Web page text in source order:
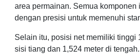
area permainan. Semua komponen
dengan presisi untuk memenuhi
Selain itu, posisi net memiliki tinggi
sisi tiang dan 1,524 meter di